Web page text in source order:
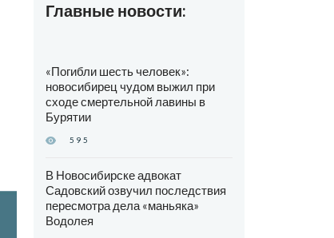
Главные новости:
«Погибли шесть человек»:
новосибирец чудом выжил при
сходе смертельной лавины в
Бурятии
595
В Новосибирске адвокат
Садовский озвучил последствия
пересмотра дела «маньяка»
Водолея